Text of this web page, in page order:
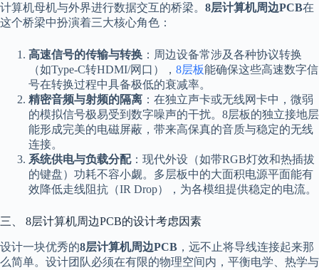
计算机母机与外界进行数据交互的桥梁。 8层计算机周边PCB在
这个桥梁中扮演着三大核心角色：
高速信号的传输与转换 ：周边设备常涉及各种协议转换
（如Type-C转HDMI/网口）， 8层板能确保这些高速数字信
号在转换过程中具备极低的衰减率。
精密音频与射频的隔离 ：在独立声卡或无线网卡中，微弱
的模拟信号极易受到数字噪声的干扰。8层板的独立接地层
能形成完美的电磁屏蔽，带来高保真的音质与稳定的无线
连接。
系统供电与负载分配：现代外设（如带RGB灯效和热插拔
的键盘）功耗不容小觑。多层板中的大面积电源平面能有
效降低走线阻抗（IR Drop），为各模组提供稳定的电流。
三、 8层计算机周边PCB的设计考虑因素
设计一块优秀的8层计算机周边PCB ，远不止将导线连接起来那
么简单。设计团队必须在有限的物理空间内，平衡电学、热学与